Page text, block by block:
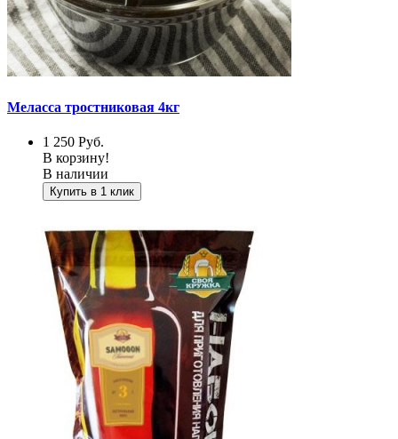
Меласса тростниковая 4кг
1 250 Руб.
В корзину!
В наличии
Купить в 1 клик